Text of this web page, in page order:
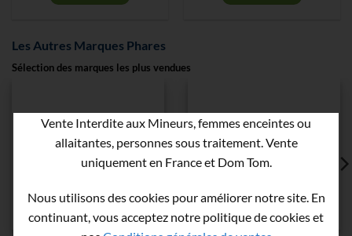
Les Autres Marques Phares
Sélection des marques les plus vendues
Vente Interdite aux Mineurs, femmes enceintes ou
allaitantes, personnes sous traitement. Vente
uniquement en France et Dom Tom.
Nous utilisons des cookies pour améliorer notre site. En
continuant, vous acceptez notre politique de cookies et